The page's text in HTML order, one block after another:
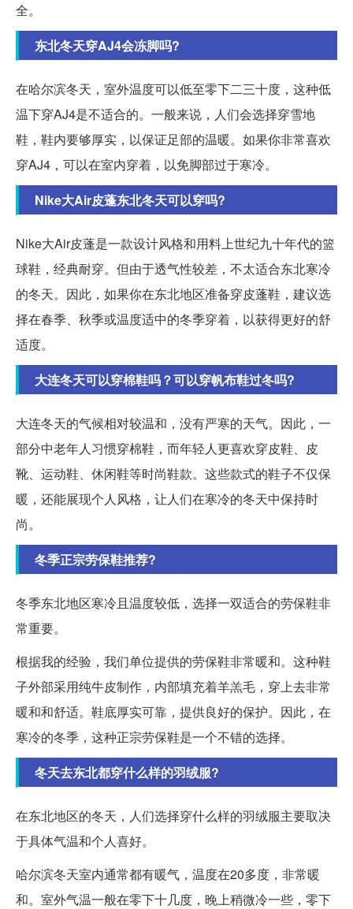
全。
东北冬天穿AJ4会冻脚吗?
在哈尔滨冬天，室外温度可以低至零下二三十度，这种低
温下穿AJ4是不适合的。一般来说，人们会选择穿雪地
鞋，鞋内要够厚实，以保证足部的温暖。如果你非常喜欢
穿AJ4，可以在室内穿着，以免脚部过于寒冷。
Nike大Air皮蓬东北冬天可以穿吗?
Nike大Air皮蓬是一款设计风格和用料上世纪九十年代的篮
球鞋，经典耐穿。但由于透气性较差，不太适合东北寒冷
的冬天。因此，如果你在东北地区准备穿皮蓬鞋，建议选
择在春季、秋季或温度适中的冬季穿着，以获得更好的舒
适度。
大连冬天可以穿棉鞋吗？可以穿帆布鞋过冬吗?
大连冬天的气候相对较温和，没有严寒的天气。因此，一
部分中老年人习惯穿棉鞋，而年轻人更喜欢穿皮鞋、皮
靴、运动鞋、休闲鞋等时尚鞋款。这些款式的鞋子不仅保
暖，还能展现个人风格，让人们在寒冷的冬天中保持时
尚。
冬季正宗劳保鞋推荐?
冬季东北地区寒冷且温度较低，选择一双适合的劳保鞋非
常重要。
根据我的经验，我们单位提供的劳保鞋非常暖和。这种鞋
子外部采用纯牛皮制作，内部填充着羊羔毛，穿上去非常
暖和和舒适。鞋底厚实可靠，提供良好的保护。因此，在
寒冷的冬季，这种正宗劳保鞋是一个不错的选择。
冬天去东北都穿什么样的羽绒服?
在东北地区的冬天，人们选择穿什么样的羽绒服主要取决
于具体气温和个人喜好。
哈尔滨冬天室内通常都有暖气，温度在20多度，非常暖
和。室外气温一般在零下十几度，晚上稍微冷一些，零下